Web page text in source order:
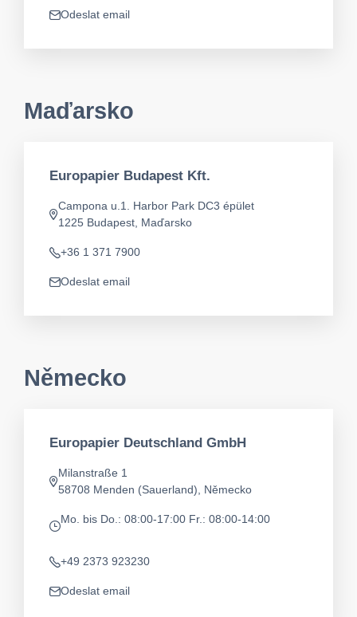
app.mail
Odeslat email
Maďarsko
Europapier Budapest Kft.
Adresa
Campona u.1. Harbor Park DC3 épület
1225 Budapest, Maďarsko
Telefon
+36 1 371 7900
app.mail
Odeslat email
Německo
Europapier Deutschland GmbH
Adresa
Milanstraße 1
58708 Menden (Sauerland), Německo
app.opening-times
Mo. bis Do.: 08:00-17:00 Fr.: 08:00-14:00
Telefon
+49 2373 923230
app.mail
Odeslat email